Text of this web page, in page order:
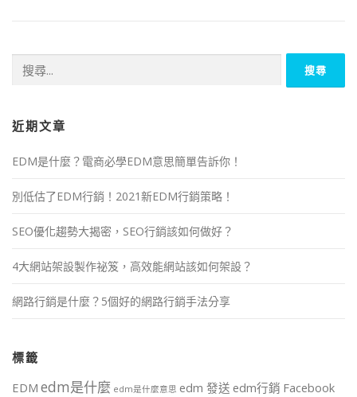
近期文章
EDM是什麼？電商必學EDM意思簡單告訴你！
別低估了EDM行銷！2021新EDM行銷策略！
SEO優化趨勢大揭密，SEO行銷該如何做好？
4大網站架設製作祕笈，高效能網站該如何架設？
網路行銷是什麼？5個好的網路行銷手法分享
標籤
EDM edm是什麼 edm是什麼意思 edm 發送 edm行銷 Facebook